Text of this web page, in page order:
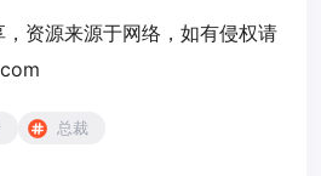
资源来源于网络，如有侵权请
总裁